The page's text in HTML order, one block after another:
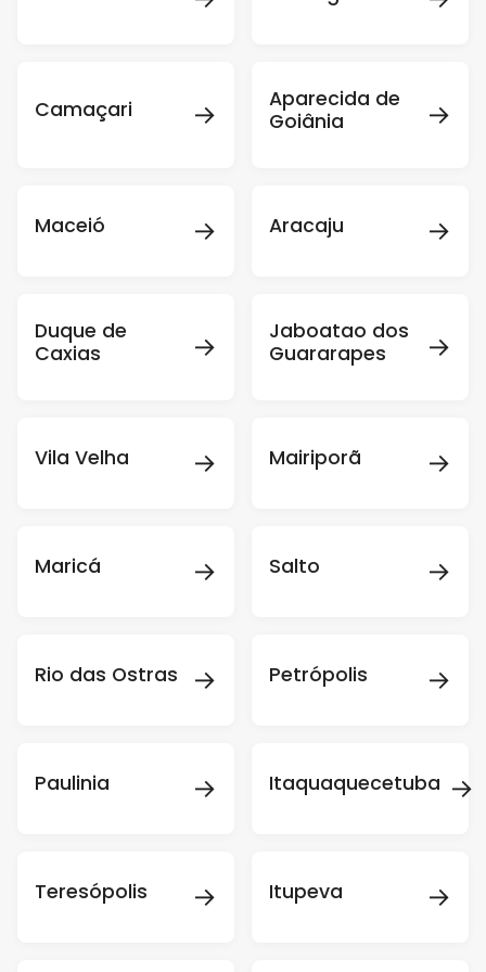
Camaçari →
Aparecida de
Goiânia
→
Maceió → Aracaju →
Duque de
Caxias
→
Jaboatao dos
Guararapes
→
Vila Velha → Mairiporã →
Maricá → Salto →
Rio das Ostras → Petrópolis →
Paulinia → Itaquaquecetuba →
Teresópolis → Itupeva →